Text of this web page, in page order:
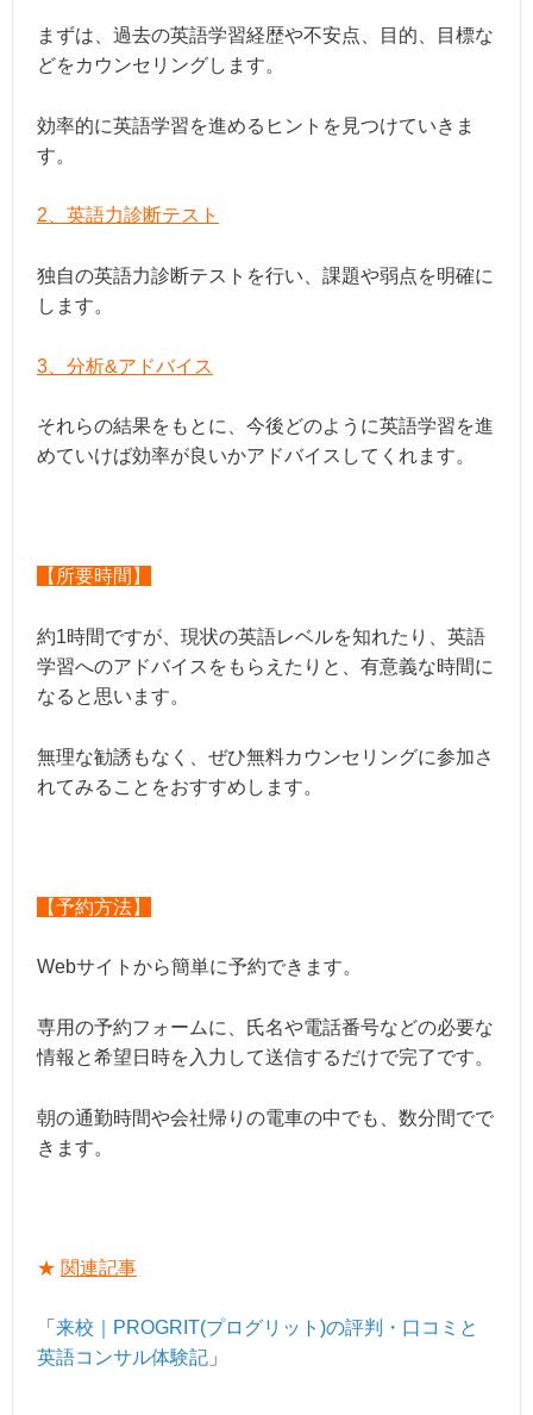
まずは、過去の英語学習経歴や不安点、目的、目標な
どをカウンセリングします。
効率的に英語学習を進めるヒントを見つけていきま
す。
2、英語力診断テスト
独自の英語力診断テストを行い、課題や弱点を明確に
します。
3、分析&アドバイス
それらの結果をもとに、今後どのように英語学習を進
めていけば効率が良いかアドバイスしてくれます。
【所要時間】
約1時間ですが、現状の英語レベルを知れたり、英語
学習へのアドバイスをもらえたりと、有意義な時間に
なると思います。
無理な勧誘もなく、ぜひ無料カウンセリングに参加さ
れてみることをおすすめします。
【予約方法】
Webサイトから簡単に予約できます。
専用の予約フォームに、氏名や電話番号などの必要な
情報と希望日時を入力して送信するだけで完了です。
朝の通勤時間や会社帰りの電車の中でも、数分間でで
きます。
★ 関連記事
「 来校｜PROGRIT(プログリット)の評判・口コミと
英語コンサル体験記 」